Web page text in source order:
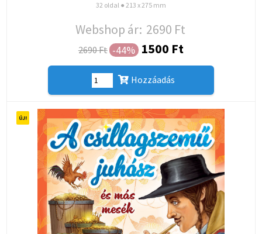
32 oldal ● 213 x 275 mm
Webshop ár: 2690 Ft
2690 Ft -44% 1500 Ft
Hozzáadás